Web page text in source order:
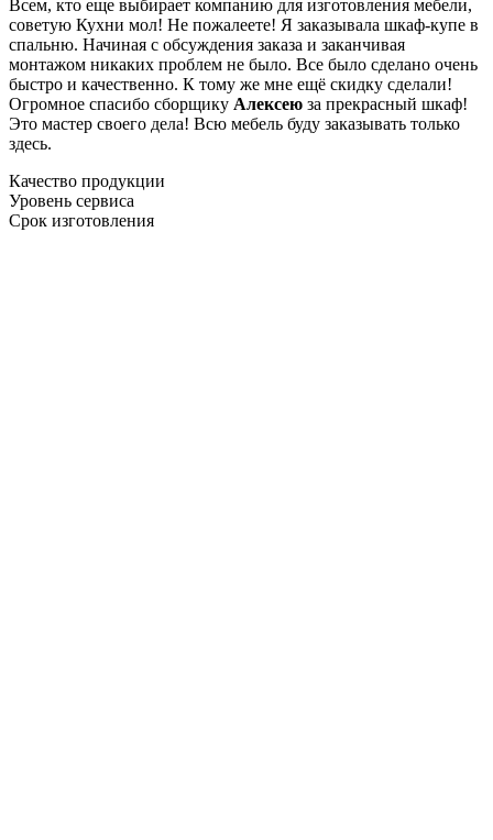
Всем, кто еще выбирает компанию для изготовления мебели,
советую Кухни мол! Не пожалеете! Я заказывала шкаф-купе в
спальню. Начиная с обсуждения заказа и заканчивая
монтажом никаких проблем не было. Все было сделано очень
быстро и качественно. К тому же мне ещё скидку сделали!
Огромное спасибо сборщику Алексею за прекрасный шкаф!
Это мастер своего дела! Всю мебель буду заказывать только
здесь.
Качество продукции
Уровень сервиса
Срок изготовления